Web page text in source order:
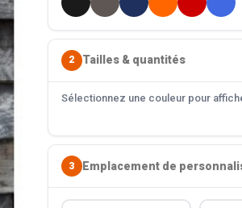
2 Tailles & quantités
Sélectionnez une couleur pour
3 Emplacement de